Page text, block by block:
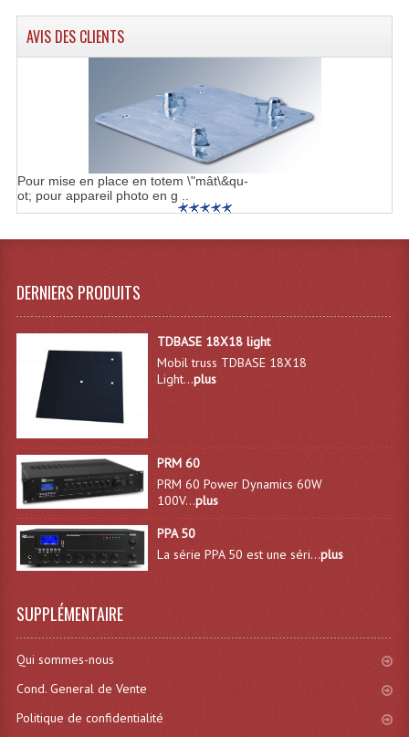
Système Boucle Magnétique
Structures, Pieds, Ponts...
Angle AG20 Structure Contest
Angle DECOTRI Structure Contest
Angle DUO Structure Contest
Angles Structure ASD SX290
Angles Structure Duo290
Angles Structure QUATRO290
Angles Structure SC150
Angles Structure SD250
Angles Structure Triodéco
AVIS DES CLIENTS
Pour mise en place en totem \"mât\&qu-
ot; pour appareil photo en g ..
DERNIERS PRODUITS
TDBASE 18X18 light
Mobil truss TDBASE 18X18
Light...plus
PRM 60
PRM 60 Power Dynamics 60W
100V...plus
PPA 50
La série PPA 50 est une séri...plus
SUPPLÉMENTAIRE
Qui sommes-nous
Cond. General de Vente
Politique de confidentialité